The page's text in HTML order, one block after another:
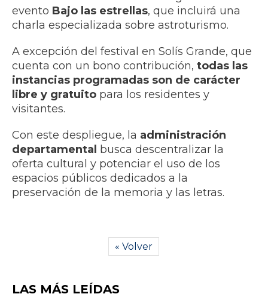
evento Bajo las estrellas, que incluirá una
charla especializada sobre astroturismo.
A excepción del festival en Solís Grande, que
cuenta con un bono contribución, todas las
instancias programadas son de carácter
libre y gratuito para los residentes y
visitantes.
Con este despliegue, la administración
departamental busca descentralizar la
oferta cultural y potenciar el uso de los
espacios públicos dedicados a la
preservación de la memoria y las letras.
« Volver
LAS MÁS LEÍDAS